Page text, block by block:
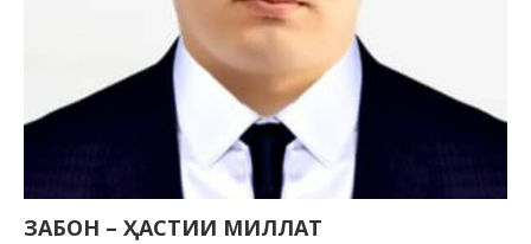
ЗАБОН – ҲАСТИИ МИЛЛАТ